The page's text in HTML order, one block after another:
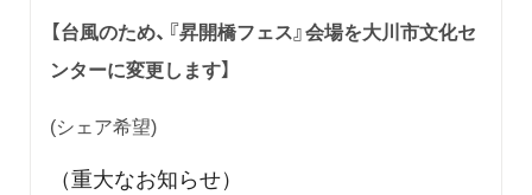
【台風のため、『昇開橋フェス』会場を大川市文化セ
ンターに変更します】
(シェア希望)
（重大なお知らせ）